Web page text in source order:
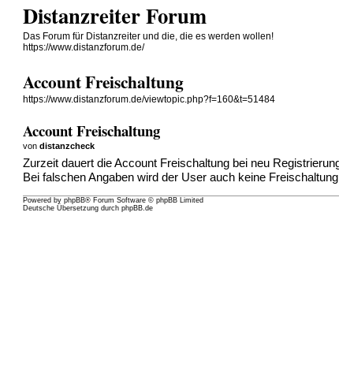
Distanzreiter Forum
Das Forum für Distanzreiter und die, die es werden wollen!
https://www.distanzforum.de/
Account Freischaltung
https://www.distanzforum.de/viewtopic.php?f=160&t=51484
Account Freischaltung
vondistanzcheck
Zurzeit dauert die Account Freischaltung bei neu
Bei falschen Angaben wird der User auch keine
Powered byphpBB® Forum Software © phpBB Limited
Deutsche Übersetzung durchphpBB.de